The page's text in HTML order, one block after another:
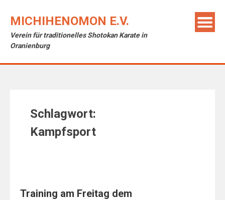
MICHIHENOMON E.V.
Verein für traditionelles Shotokan Karate in
Oranienburg
Schlagwort:
Kampfsport
Training am Freitag dem